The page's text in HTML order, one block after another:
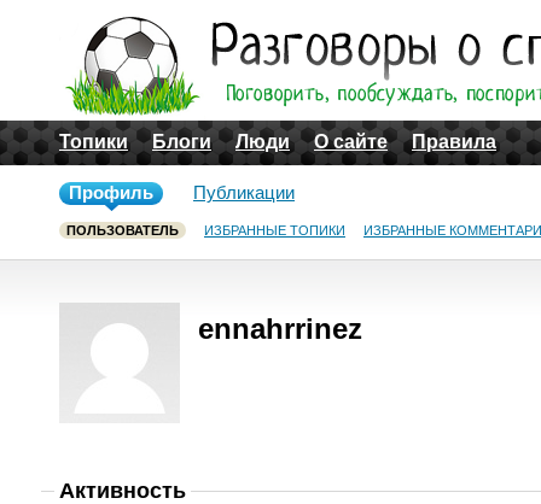
Топики Блоги Люди О сайте Правила
Профиль
ПОЛЬЗОВАТЕЛЬ ИЗБРАННЫЕ ТОПИКИ ИЗБРАННЫЕ
Публикации
ennahrrinez
Активность